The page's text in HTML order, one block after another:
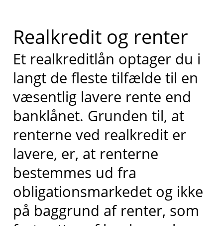
Realkredit og renter
Et realkreditlån optager du i
langt de fleste tilfælde til en
væsentlig lavere rente end
banklånet. Grunden til, at
renterne ved realkredit er
lavere, er, at renterne
bestemmes ud fra
obligationsmarkedet og ikke
på baggrund af renter, som